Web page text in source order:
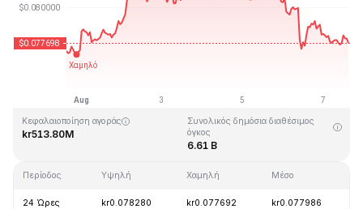
Τελευταία ενημέρωση στις: 2026-08-07, 14:45 GMT+0
kr0.070480
Κεφαλαιοποίηση αγοράς
kr513.80M
Συνολικός δημόσια διαθέσιμος
όγκος
6.61 B
Περίοδος Υψηλή Χαμηλή Μέσο
24 Ώρες kr0.078280 kr0.077692 kr0.077986